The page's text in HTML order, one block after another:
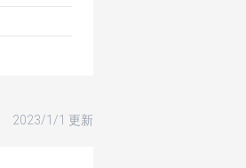
2023/1/1 更新